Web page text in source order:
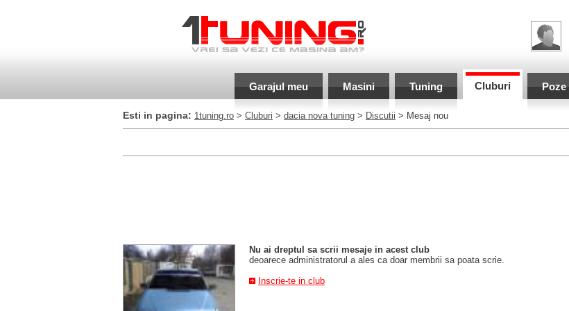
Garajul meu Masini Tuning Cluburi Poze
Esti in pagina: 1tuning.ro > Cluburi > dacia nova tuning > Discutii > Mesaj nou
Nu ai dreptul sa scrii mesaje in acest club
deoarece administratorul a ales ca doar membrii sa poata scrie.
Inscrie-te in club